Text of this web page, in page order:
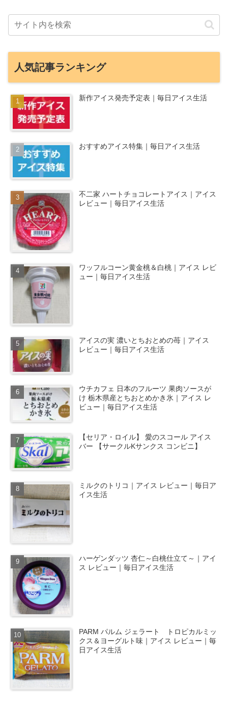
人気記事ランキング
新作アイス発売予定表｜毎日アイス生活
おすすめアイス特集｜毎日アイス生活
不二家 ハートチョコレートアイス｜アイス
レビュー｜毎日アイス生活
ワッフルコーン黄金桃＆白桃｜アイス レビ
ュー｜毎日アイス生活
アイスの実 濃いとちおとめの苺｜アイス
レビュー｜毎日アイス生活
ウチカフェ 日本のフルーツ 果肉ソースが
け 栃木県産とちおとめかき氷｜アイス レ
ビュー｜毎日アイス生活
【セリア・ロイル】 愛のスコール アイス
バー 【サークルKサンクス コンビニ】
ミルクのトリコ｜アイス レビュー｜毎日ア
イス生活
ハーゲンダッツ 杏仁～白桃仕立て～｜アイ
ス レビュー｜毎日アイス生活
PARM パルム ジェラート トロピカルミッ
クス＆ヨーグルト味｜アイス レビュー｜毎
日アイス生活